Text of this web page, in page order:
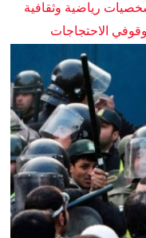
رياضية وثقافية
الاحتجاجات